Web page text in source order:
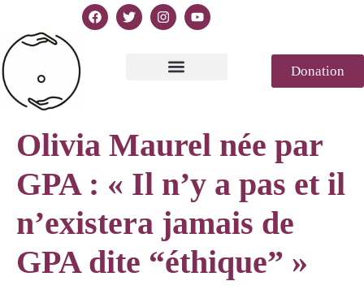
Donation
Olivia Maurel née par
GPA : « Il n’y a pas et il
n’existera jamais de
GPA dite “éthique” »